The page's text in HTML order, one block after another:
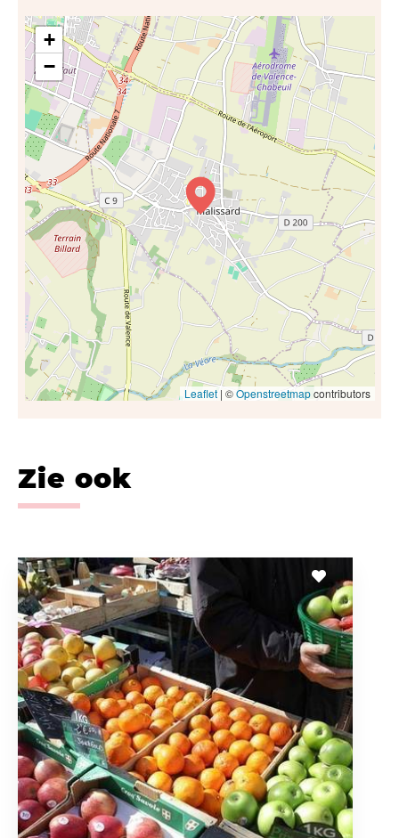
+
−
Leaflet| ©Openstreetmapcontributors
Zie ook